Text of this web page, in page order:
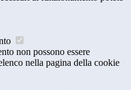
non possono essere
nella pagina della cookie